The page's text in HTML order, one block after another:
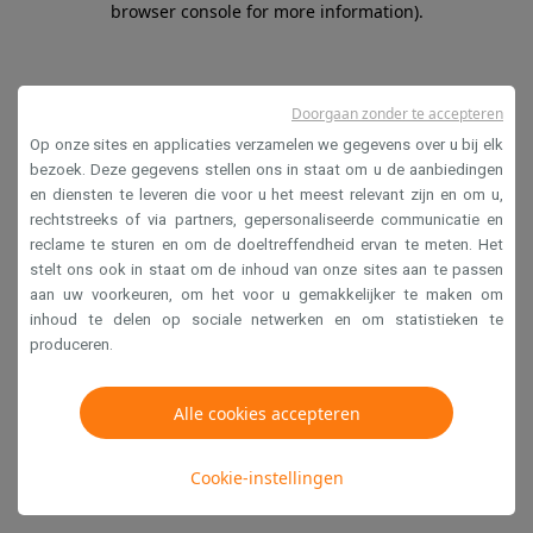
browser console for more information).
Op onze sites en applicaties verzamelen we gegevens over u bij elk
bezoek. Deze gegevens stellen ons in staat om u de aanbiedingen
en diensten te leveren die voor u het meest relevant zijn en om u,
rechtstreeks of via partners, gepersonaliseerde communicatie en
reclame te sturen en om de doeltreffendheid ervan te meten. Het
stelt ons ook in staat om de inhoud van onze sites aan te passen
aan uw voorkeuren, om het voor u gemakkelijker te maken om
inhoud te delen op sociale netwerken en om statistieken te
produceren.
Alle cookies accepteren
Cookie-instellingen
Doorgaan zonder te accepteren